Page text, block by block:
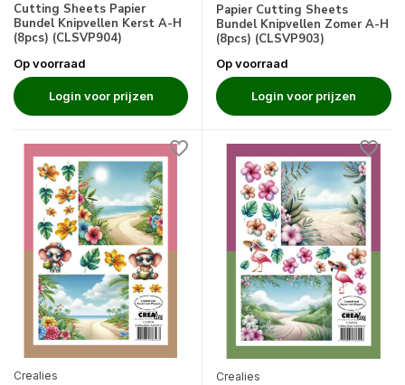
Cutting Sheets Papier
Bundel Knipvellen Kerst A-H
(8pcs) (CLSVP904)
Op voorraad
Login voor prijzen
Papier Cutting Sheets
Bundel Knipvellen Zomer A-H
(8pcs) (CLSVP903)
Op voorraad
Login voor prijzen
Crealies Crealies